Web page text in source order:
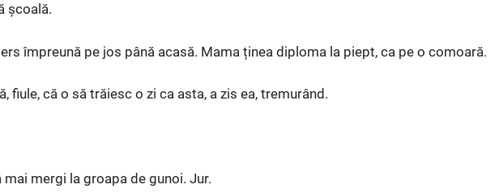
școală.
împreună pe jos până acasă. Mama ținea diploma la piept, ca pe o comoară.
fiule, că o să trăiesc o zi ca asta, a zis ea, tremurând.
mergi la groapa de gunoi. Jur.